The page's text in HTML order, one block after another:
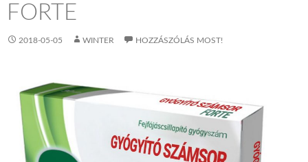
FORTE
2018-05-05 WINTER HOZZÁSZÓLÁS MOST!